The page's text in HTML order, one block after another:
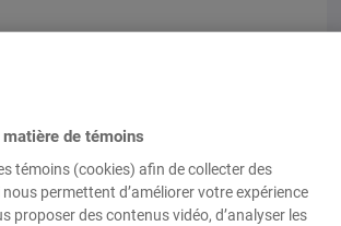
de témoins
témoins (cookies) afin de collecter des
permettent d’améliorer votre expérience
proposer des contenus vidéo, d’analyser les